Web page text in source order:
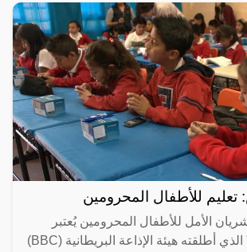
للأطفال المحرومين
الأمل للأطفال المحرومين يُعتبر
برنامج "درس" الذي أطلقته هيئة الإذاعة البريطانية (BBC)